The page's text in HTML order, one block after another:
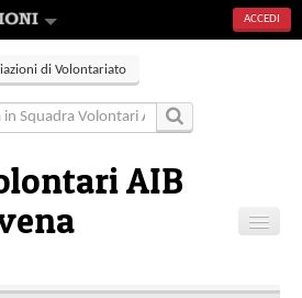
ACCEDI
di Volontariato
AIB